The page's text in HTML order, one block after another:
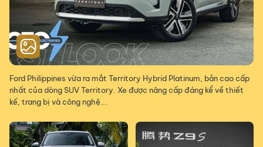
Ford Philippines vừa ra mắt Territory Hybrid Platinum, bản cao cấp
nhất của dòng SUV Territory. Xe được nâng cấp đáng kể về thiết
kế, trang bị và công nghệ...